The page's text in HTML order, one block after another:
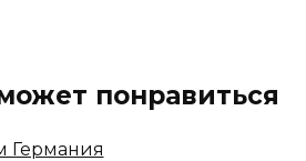
понравиться